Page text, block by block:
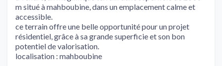
m situé à mahboubine, dans un emplacement calme et
accessible.
ce terrain offre une belle opportunité pour un projet
résidentiel, grâce à sa grande superficie et son bon
potentiel de valorisation.
localisation : mahboubine